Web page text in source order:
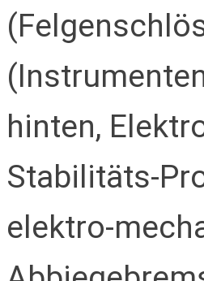
hinten,
Stabilitäts-
elektro-